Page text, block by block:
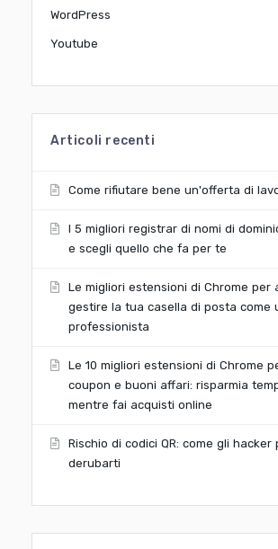
WordPress
Youtube
Articoli recenti
Come rifiutare bene un'offerta di
I 5 migliori registrar di nomi di
e scegli quello che fa per te
Le migliori estensioni di Chrome per
gestire la tua casella di posta come
professionista
Le 10 migliori estensioni di Chrome
coupon e buoni affari: risparmia
mentre fai acquisti online
Rischio di codici QR: come gli hacker
derubarti